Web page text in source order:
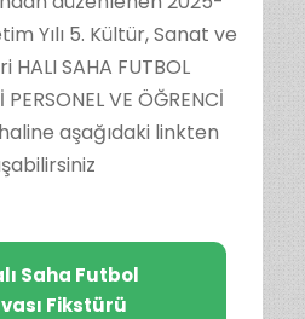
Yılı 5. Kültür, Sanat ve
HALI SAHA FUTBOL
VE ÖĞRENCİ
aşağıdaki linkten
Saha Futbol
Fikstürü